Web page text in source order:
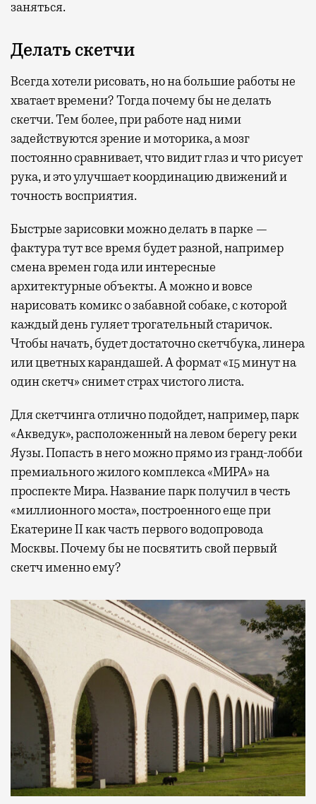
заняться.
Делать скетчи
Всегда хотели рисовать, но на большие работы не
хватает времени? Тогда почему бы не делать
скетчи. Тем более, при работе над ними
задействуются зрение и моторика, а мозг
постоянно сравнивает, что видит глаз и что рисует
рука, и это улучшает координацию движений и
точность восприятия.
Быстрые зарисовки можно делать в парке —
фактура тут все время будет разной, например
смена времен года или интересные
архитектурные объекты. А можно и вовсе
нарисовать комикс о забавной собаке, с которой
каждый день гуляет трогательный старичок.
Чтобы начать, будет достаточно скетчбука, линера
или цветных карандашей. А формат «15 минут на
один скетч» снимет страх чистого листа.
Для скетчинга отлично подойдет, например, парк
«Акведук», расположенный на левом берегу реки
Яузы. Попасть в него можно прямо из гранд-лобби
премиального жилого комплекса «МИРА» на
проспекте Мира. Название парк получил в честь
«миллионного моста», построенного еще при
Екатерине II как часть первого водопровода
Москвы. Почему бы не посвятить свой первый
скетч именно ему?